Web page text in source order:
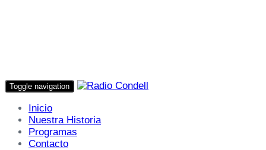
Toggle navigation
Inicio
Nuestra Historia
Programas
Contacto